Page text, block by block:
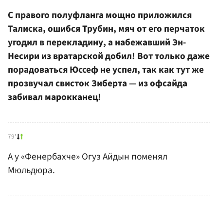
С правого полуфланга мощно приложился
Талиска, ошибся Трубин, мяч от его перчаток
угодил в перекладину, а набежавший Эн-
Несири из вратарской добил! Вот только даже
порадоваться Юссеф не успел, так как тут же
прозвучал свисток Зиберта — из офсайда
забивал марокканец!
79'
А у «Фенербахче» Огуз Айдын поменял
Мюльдюра.